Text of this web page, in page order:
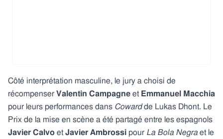
Côté interprétation masculine, le jury a choisi de
récompenser Valentin Campagne et Emmanuel Macchia
pour leurs performances dans Cowardde Lukas Dhont. Le
Prix de la mise en scène a été partagé entre les espagnols
Javier Calvo etJavier Ambrossi pour La Bola Negra et le